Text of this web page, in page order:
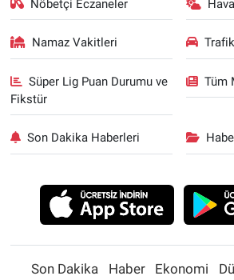
Nöbetçi Eczaneler
Namaz Vakitleri
Süper Lig Puan Durumu ve
Fikstür
Tüm
Son Dakika Haberleri
Son Dakika Haber Ekonomi